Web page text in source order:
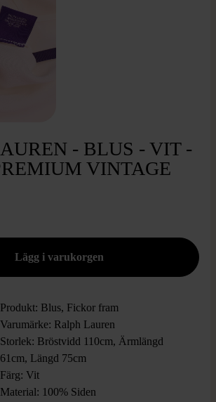
- BLUS - VIT -
VINTAGE
Produkt: Blus, Fickor fram
Varumärke: Ralph Lauren
Storlek: Bröstvidd 110cm, Ärmlängd
61cm, Längd 75cm
Färg: Vit
Material: 100% Siden